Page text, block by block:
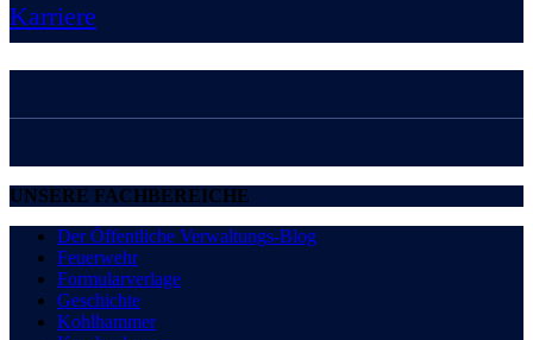
Karriere
UNSERE FACHBEREICHE
Der Öffentliche Verwaltungs-Blog
Feuerwehr
Formularverlage
Geschichte
Kohlhammer